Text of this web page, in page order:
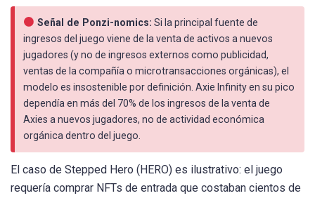
Señal de Ponzi-nomics: Si la principal fuente de
ingresos del juego viene de la venta de activos a nuevos
jugadores (y no de ingresos externos como publicidad,
ventas de la compañía o microtransacciones orgánicas), el
modelo es insostenible por definición. Axie Infinity en su pico
dependía en más del 70% de los ingresos de la venta de
Axies a nuevos jugadores, no de actividad económica
orgánica dentro del juego.
El caso de Stepped Hero (HERO) es ilustrativo: el juego
requería comprar NFTs de entrada que costaban cientos de